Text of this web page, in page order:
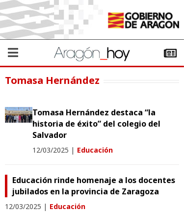
Tomasa Hernández
Tomasa Hernández destaca “la
historia de éxito” del colegio del
Salvador
12/03/2025 | Educación
Educación rinde homenaje a los docentes
jubilados en la provincia de Zaragoza
12/03/2025 | Educación